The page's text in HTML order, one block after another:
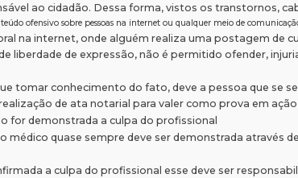
ao cidadão. Dessa forma, vistos os transtornos,
ofensivo sobre pessoas na internet ou qualquer meio de
na internet, onde alguém realiza uma postagem de
liberdade de expressão, não é permitido ofender,
tomar conhecimento do fato, deve a pessoa que se
de ata notarial para valer como prova em
for demonstrada a culpa do profissional
médico quase sempre deve ser demonstrada através
a culpa do profissional esse deve ser